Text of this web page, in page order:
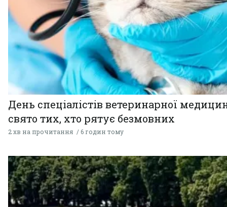
День спеціалістів ветеринарної
свято тих, хто рятує безмовних
2 хв на прочитання 6 годин тому